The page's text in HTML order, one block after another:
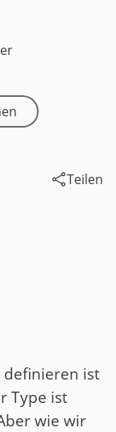
Teilen
definieren ist
Type ist
wie wir